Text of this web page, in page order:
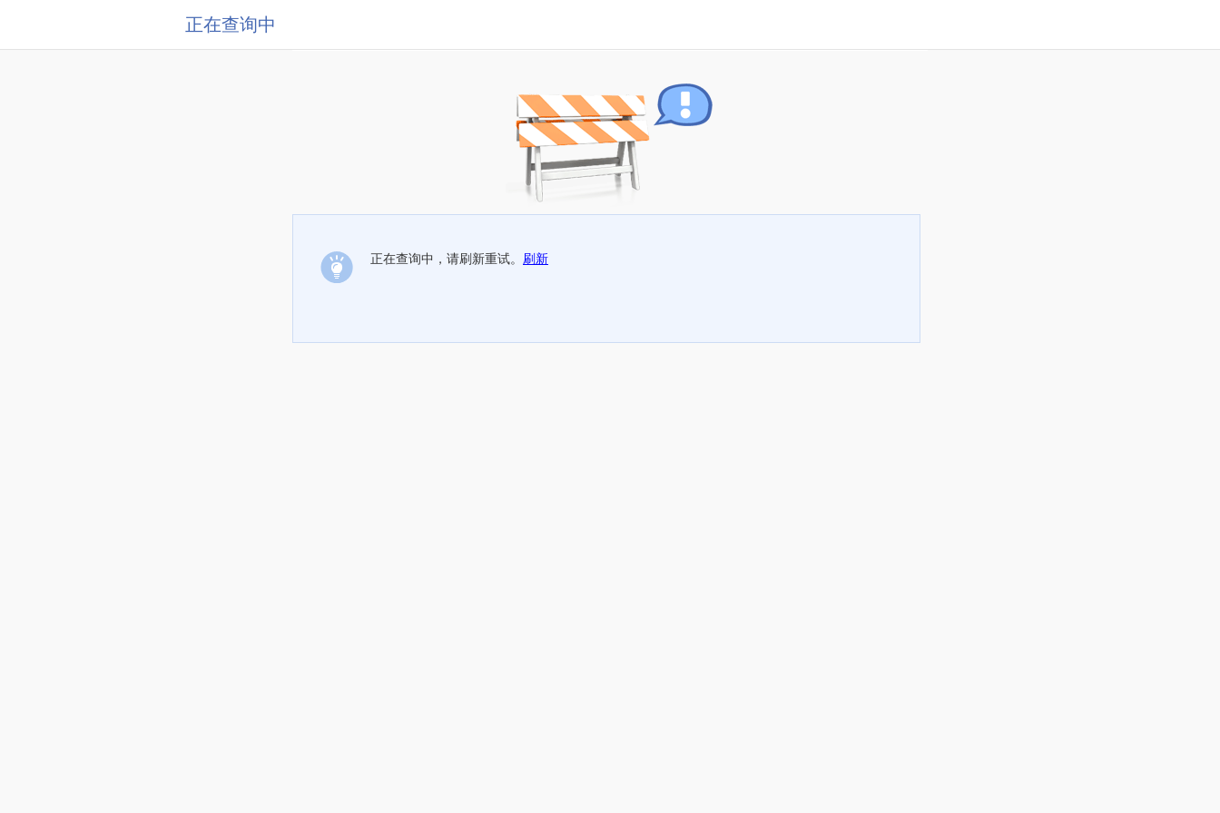
正在查询中
正在查询中，请刷新重试。 刷新